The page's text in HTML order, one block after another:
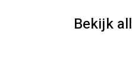
Bekijk